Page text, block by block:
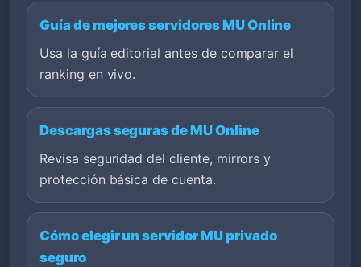
Guía de mejores servidores MU Online
Usa la guía editorial antes de comparar el
ranking en vivo.
Descargas seguras de MU Online
Revisa seguridad del cliente, mirrors y
protección básica de cuenta.
Cómo elegir un servidor MU privado
seguro